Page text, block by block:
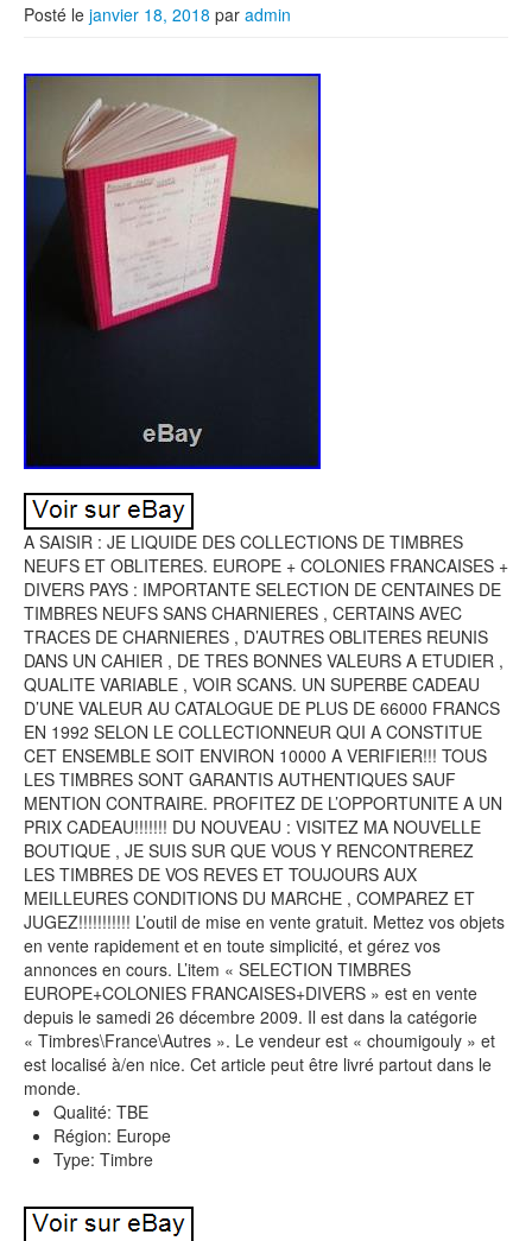
Posté le janvier 18, 2018 par admin
A SAISIR : JE LIQUIDE DES COLLECTIONS DE TIMBRES
NEUFS ET OBLITERES. EUROPE + COLONIES FRANCAISES +
DIVERS PAYS : IMPORTANTE SELECTION DE CENTAINES DE
TIMBRES NEUFS SANS CHARNIERES , CERTAINS AVEC
TRACES DE CHARNIERES , D’AUTRES OBLITERES REUNIS
DANS UN CAHIER , DE TRES BONNES VALEURS A ETUDIER ,
QUALITE VARIABLE , VOIR SCANS. UN SUPERBE CADEAU
D’UNE VALEUR AU CATALOGUE DE PLUS DE 66000 FRANCS
EN 1992 SELON LE COLLECTIONNEUR QUI A CONSTITUE
CET ENSEMBLE SOIT ENVIRON 10000 A VERIFIER!!! TOUS
LES TIMBRES SONT GARANTIS AUTHENTIQUES SAUF
MENTION CONTRAIRE. PROFITEZ DE L’OPPORTUNITE A UN
PRIX CADEAU!!!!!!! DU NOUVEAU : VISITEZ MA NOUVELLE
BOUTIQUE , JE SUIS SUR QUE VOUS Y RENCONTREREZ
LES TIMBRES DE VOS REVES ET TOUJOURS AUX
MEILLEURES CONDITIONS DU MARCHE , COMPAREZ ET
JUGEZ!!!!!!!!!!! L’outil de mise en vente gratuit. Mettez vos objets
en vente rapidement et en toute simplicité, et gérez vos
annonces en cours. L’item « SELECTION TIMBRES
EUROPE+COLONIES FRANCAISES+DIVERS » est en vente
depuis le samedi 26 décembre 2009. Il est dans la catégorie
« Timbres\France\Autres ». Le vendeur est « choumigouly » et
est localisé à/en nice. Cet article peut être livré partout dans le
monde.
Qualité: TBE
Région: Europe
Type: Timbre